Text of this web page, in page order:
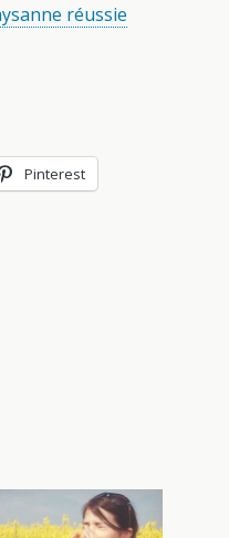
réussie
Pinterest